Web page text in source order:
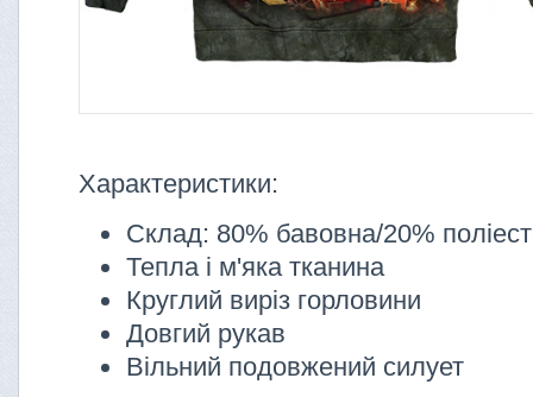
Характеристики:
Склад: 80% бавовна/20%
Тепла і м'яка тканина
Круглий виріз горловини
Довгий рукав
Вільний подовжений силует